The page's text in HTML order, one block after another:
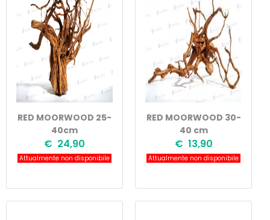
RED MOORWOOD 25-
40cm
€ 24,90
Attualmente non disponibile
RED MOORWOOD 30-
40 cm
€ 13,90
Attualmente non disponibile